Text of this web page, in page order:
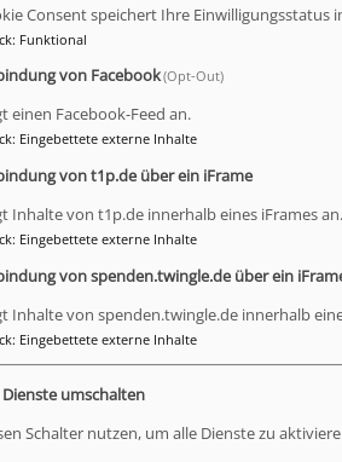
zur Bearbeitung Ihres Anliegens
geben das Ergebnis ein. z.B. Geben
Kontakt aufnehmen.
Katrin Hill im Dekanatsbüro Süd:
Consent speichert Ihre Einwilligungsstatus
: Funktional
von Facebook(Opt-Out)
einen Facebook-Feed an.
: Eingebettete externe Inhalte
von t1p.de über ein iFrame
Inhalte von t1p.de innerhalb eines iFrames an.
: Eingebettete externe Inhalte
von spenden.twingle.de über ein
Inhalte von spenden.twingle.de innerhalb
: Eingebettete externe Inhalte
Dienste umschalten
Schalter nutzen, um alle Dienste zu